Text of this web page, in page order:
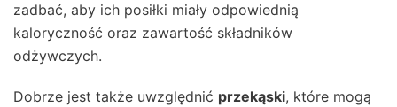
zadbać, aby ich posiłki miały odpowiednią
kaloryczność oraz zawartość składników
odżywczych.
Dobrze jest także uwzględnić przekąski, które mogą